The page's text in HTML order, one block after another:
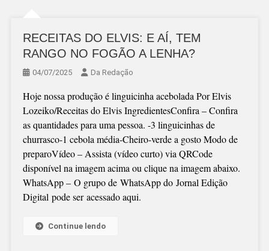
RECEITAS DO ELVIS: E AÍ, TEM
RANGO NO FOGÃO A LENHA?
04/07/2025 Da Redação
Hoje nossa produção é linguicinha acebolada Por Elvis
Lozeiko/Receitas do Elvis IngredientesConfira – Confira
as quantidades para uma pessoa. -3 linguicinhas de
churrasco-1 cebola média-Cheiro-verde a gosto Modo de
preparoVídeo – Assista (vídeo curto) via QRCode
disponível na imagem acima ou clique na imagem abaixo.
WhatsApp – O grupo de WhatsApp do Jornal Edição
Digital pode ser acessado aqui.
Continue lendo